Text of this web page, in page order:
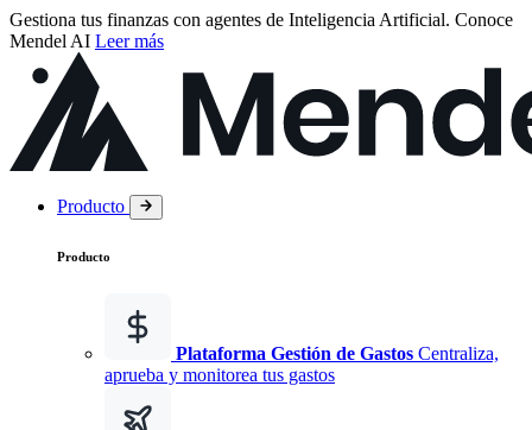
Gestiona tus finanzas con agentes de Inteligencia Artificial. Conoce
Mendel AI Leer más
Producto
Producto
Plataforma Gestión de Gastos Centraliza,
aprueba y monitorea tus gastos